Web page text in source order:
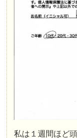
私は１週間ほど